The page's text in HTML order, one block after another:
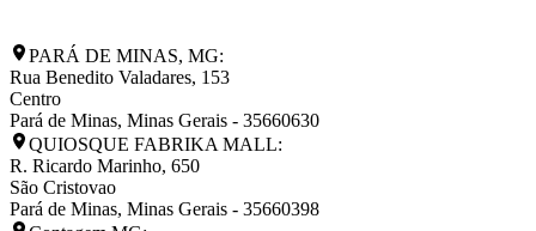
PARÁ DE MINAS, MG:
Rua Benedito Valadares, 153
Centro
Pará de Minas, Minas Gerais - 35660630
QUIOSQUE FABRIKA MALL:
R. Ricardo Marinho, 650
São Cristovao
Pará de Minas, Minas Gerais - 35660398